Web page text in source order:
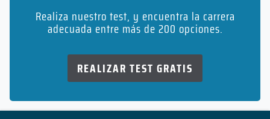
Realiza nuestro test, y encuentra la carrera
adecuada entre más de 200 opciones.
REALIZAR TEST GRATIS